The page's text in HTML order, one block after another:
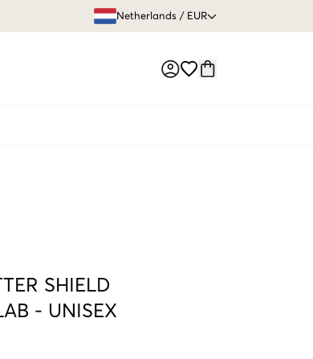
Netherlands / EUR
SHIELD
- UNISEX